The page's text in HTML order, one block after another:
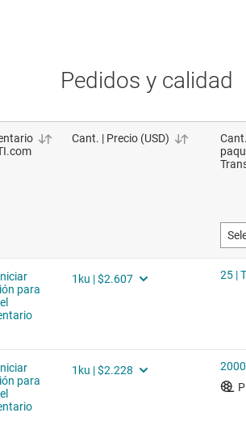
Pedidos y calidad